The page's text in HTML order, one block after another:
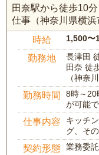
田奈駅から徒歩10
仕事（神奈川県横浜
時給 1,500〜
勤務地
長津田
田奈 徒
（神奈
勤務時間
8時～20
が可能
仕事内容
キッチ
グ、そ
契約形態 業務委託